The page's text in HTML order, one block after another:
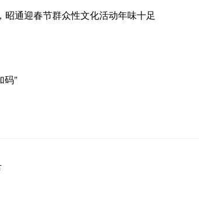
通迎春节群众性文化活动年味十足
码”